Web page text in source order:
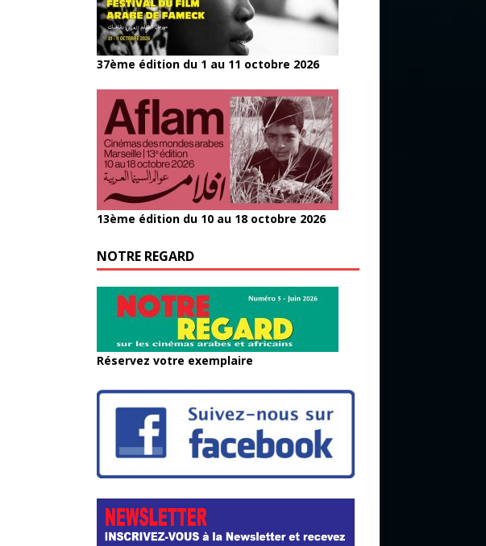
37ème édition du 1 au 11 octobre 2026
13ème édition du 10 au 18 octobre 2026
NOTRE REGARD
Réservez votre exemplaire